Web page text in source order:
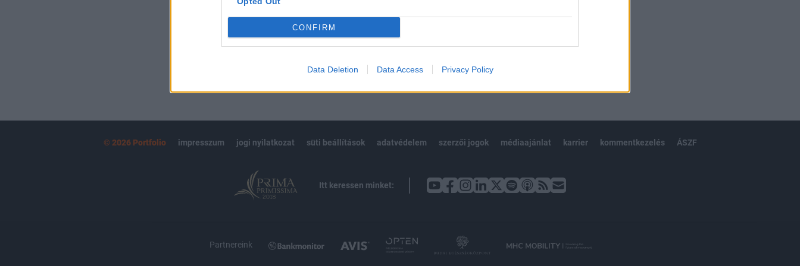
CONFIRM
Data Deletion Data Access Privacy Policy
Előfizetés
BEJELENTKEZÉS
© 2026 Portfolio impresszum jogi nyilatkozat süti beállítások adatvédelem szerzői jogok médiaajánlat karrier kommentkezelés ÁSZF
Itt keressen minket:
Partnereink